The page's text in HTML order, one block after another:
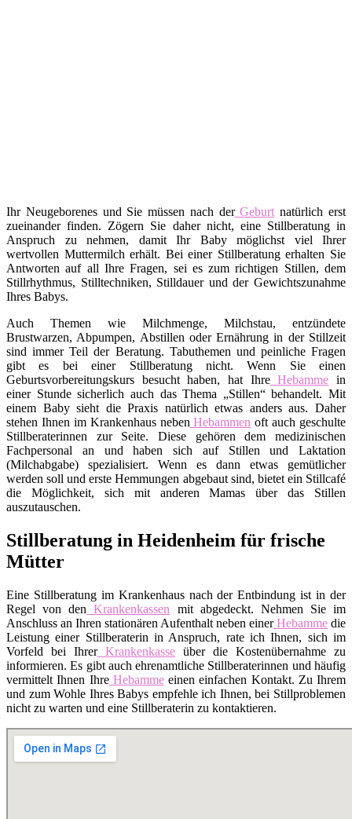
Ihr Neugeborenes und Sie müssen nach derGeburt natürlich erst
zueinander finden. Zögern Sie daher nicht, eine Stillberatung in
Anspruch zu nehmen, damit Ihr Baby möglichst viel Ihrer
wertvollen Muttermilch erhält. Bei einer Stillberatung erhalten Sie
Antworten auf all Ihre Fragen, sei es zum richtigen Stillen, dem
Stillrhythmus, Stilltechniken, Stilldauer und der Gewichtszunahme
Ihres Babys.
Auch Themen wie Milchmenge, Milchstau, entzündete
Brustwarzen, Abpumpen, Abstillen oder Ernährung in der Stillzeit
sind immer Teil der Beratung. Tabuthemen und peinliche Fragen
gibt es bei einer Stillberatung nicht. Wenn Sie einen
Geburtsvorbereitungskurs besucht haben, hat IhreHebamme in
einer Stunde sicherlich auch das Thema „Stillen“ behandelt. Mit
einem Baby sieht die Praxis natürlich etwas anders aus. Daher
stehen Ihnen im Krankenhaus neben Hebammen oft auch geschulte
Stillberaterinnen zur Seite. Diese gehören dem medizinischen
Fachpersonal an und haben sich auf Stillen und Laktation
(Milchabgabe) spezialisiert. Wenn es dann etwas gemütlicher
werden soll und erste Hemmungen abgebaut sind, bietet ein Stillcafé
die Möglichkeit, sich mit anderen Mamas über das Stillen
auszutauschen.
Stillberatung in Heidenheim für frische
Mütter
Eine Stillberatung im Krankenhaus nach der Entbindung ist in der
Regel von den Krankenkassen mit abgedeckt. Nehmen Sie im
Anschluss an Ihren stationären Aufenthalt neben einerHebamme die
Leistung einer Stillberaterin in Anspruch, rate ich Ihnen, sich im
Vorfeld bei IhrerKrankenkasse über die Kostenübernahme zu
informieren. Es gibt auch ehrenamtliche Stillberaterinnen und häufig
vermittelt Ihnen IhreHebammeeinen einfachen Kontakt. Zu Ihrem
und zum Wohle Ihres Babys empfehle ich Ihnen, bei Stillproblemen
nicht zu warten und eine Stillberaterin zu kontaktieren.